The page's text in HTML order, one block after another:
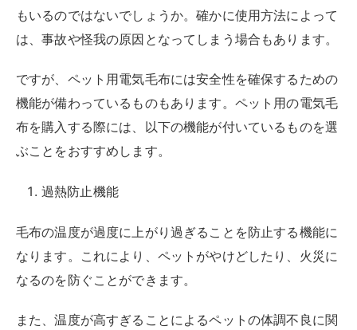
もいるのではないでしょうか。確かに使用方法によって
は、事故や怪我の原因となってしまう場合もあります。
ですが、ペット用電気毛布には安全性を確保するための
機能が備わっているものもあります。ペット用の電気毛
布を購入する際には、以下の機能が付いているものを選
ぶことをおすすめします。
過熱防止機能
毛布の温度が過度に上がり過ぎることを防止する機能に
なります。これにより、ペットがやけどしたり、火災に
なるのを防ぐことができます。
また、温度が高すぎることによるペットの体調不良に関